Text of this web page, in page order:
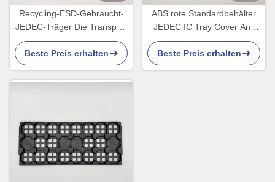
Recycling-ESD-Gebraucht-
JEDEC-Träger Die Transport
BGA-Chips
Hochtemperaturbeständigkei
t
Beste Preis erhalten
ABS rote Standardbehälter
JEDEC IC Tray Cover Anti
Static ESD
Beste Preis erhalten